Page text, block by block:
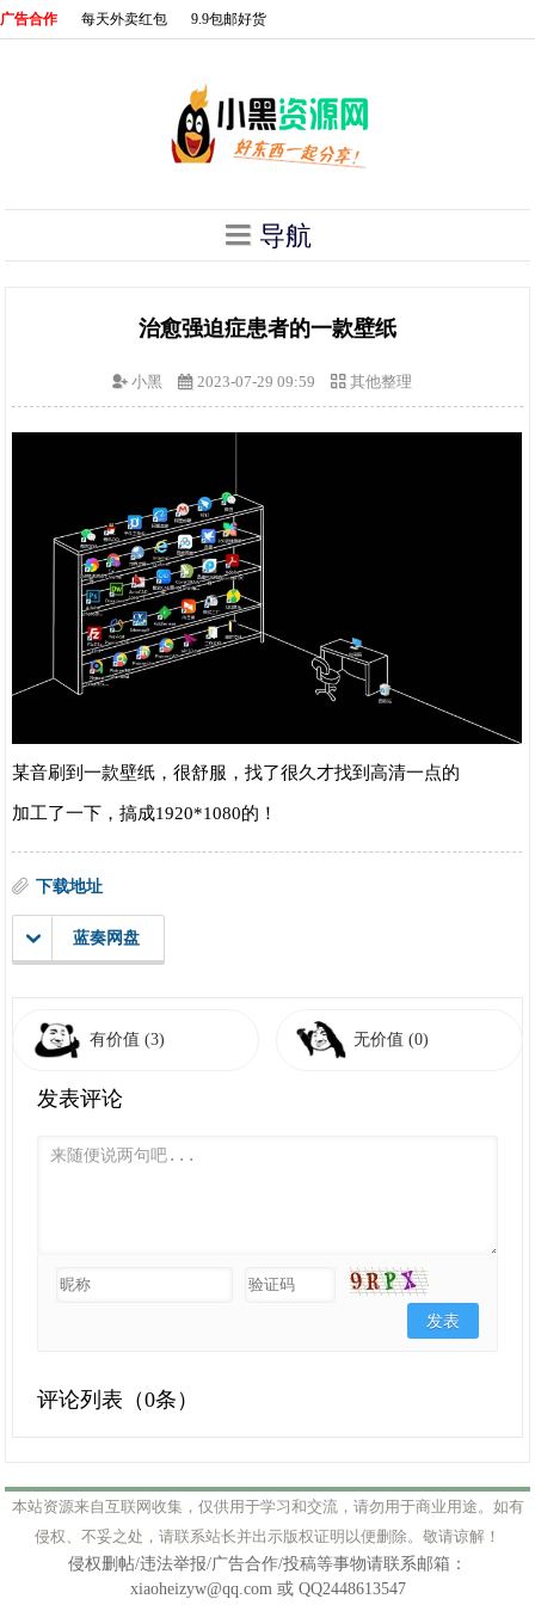
广告合作 每天外卖红包 9.9包邮好货
导航
治愈强迫症患者的一款壁纸
小黑 2023-07-29 09:59 其他整理
某音刷到一款壁纸，很舒服，找了很久才找到高清一点的
加工了一下，搞成1920*1080的！
下载地址
蓝奏网盘
有价值(3) 无价值 (0)
发表评论
评论列表（0条）
本站资源来自互联网收集，仅供用于学习和交流，请勿用于商业用途。如有
侵权、不妥之处，请联系站长并出示版权证明以便删除。敬请谅解！
侵权删帖/违法举报/广告合作/投稿等事物请联系邮箱：
xiaoheizyw@qq.com 或 QQ2448613547